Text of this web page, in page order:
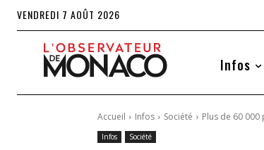
VENDREDI 7 AOÛT 2026
Infos
Accueil Infos Société Plus de 60
Infos Société